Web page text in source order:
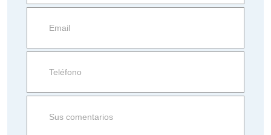
information
Property
side
Form